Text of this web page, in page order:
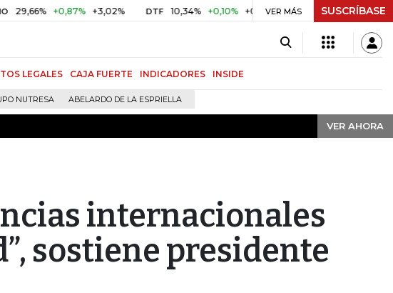
+0,87% +3,02% DTF 10,34% +0,10% +0,98% UVR $ 416,91 +$ 0,05
VER MÁS SUSCRÍBASE
LEGALES CAJA FUERTE INDICADORES INSIDE
NUTRESA ABELARDO DE LA ESPRIELLA
VER AHORA
VER AHORA
internacionales
sostiene presidente